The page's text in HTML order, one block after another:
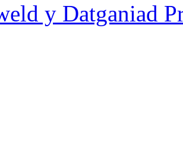
y Datganiad